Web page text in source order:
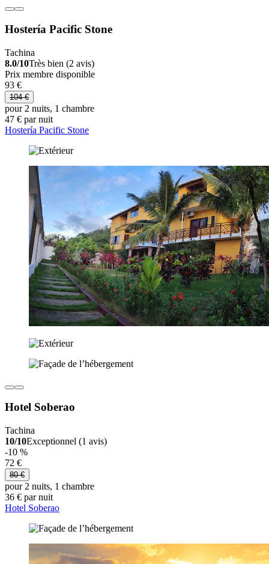
Hostería Pacific Stone
Tachina
8.0/10Très bien (2 avis)
Prix membre disponible
93 €
104 €
pour 2 nuits, 1 chambre
47 € par nuit
Hostería Pacific Stone
Hotel Soberao
Tachina
10/10Exceptionnel (1 avis)
-10 %
72 €
80 €
pour 2 nuits, 1 chambre
36 € par nuit
Hotel Soberao